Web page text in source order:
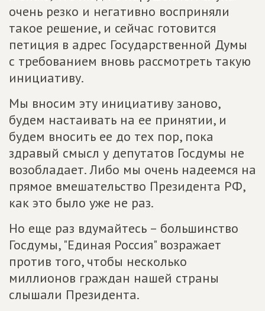
очень резко и негативно восприняли
такое решение, и сейчас готовится
петиция в адрес Государственной Думы
с требованием вновь рассмотреть такую
инициативу.
Мы вносим эту инициативу заново,
будем настаивать на ее принятии, и
будем вносить ее до тех пор, пока
здравый смысл у депутатов Госдумы не
возобладает. Либо мы очень надеемся на
прямое вмешательство Президента РФ,
как это было уже не раз.
Но еще раз вдумайтесь – большинство
Госдумы, "Единая Россия" возражает
против того, чтобы несколько
миллионов граждан нашей страны
слышали Президента.